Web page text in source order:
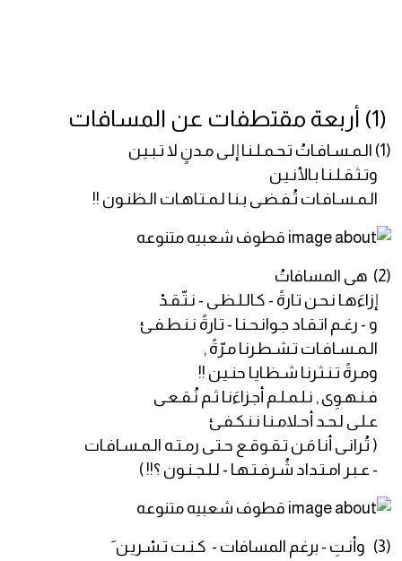
(1) أربعة مقتطفات عن المسافات
(1) الـمـسـافـاتُ تـحـمـلـنـا إلـى مـدنٍ لا تـبـيـن
وتـثـقـلـنـا بـالأنـيـن
الـمـسـافـات تُـفـضـى بـنـا لـمـتـاهـات الـظنـون !!
(2) هى المسافاتُ
إزاءَهـا نـحـن تـارةً - كـالـلـظـى - نـتّـقـدْ
و - رغـم اتـقـاد جـوانـحـنـا - تـارةً نـنـطـفـئ
الـمـسـافـات تـشـطـرنـا مـرّةً ,
ومـرةً تـنـثـرنـا شـظـايـا حنـيـن !!
فـنـهـوِى , نـلـمـلـم أجـزاءَنـا ثـم نُـقـعـى
عـلـى لـحـد أحـلامـنـا نـنـكـفـئ
( تُـرانـى أنـا مَـن تـقـوقـع حـتـى رمـتـه الـمـسـافـات
- عـبـر امـتـداد شُـرفـتـهـا - لـلـجـنـون ؟!! )
(3) وأنـتِ - برغم المسافات - كـنـت تـسْـريـن َ